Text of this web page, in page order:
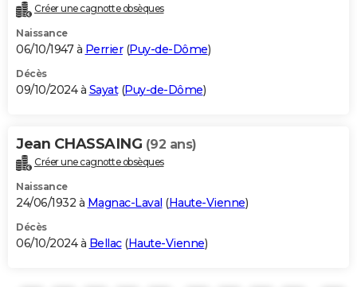
Créer une cagnotte obsèques
Naissance
06/10/1947 à Perrier(Puy-de-Dôme)
Décès
09/10/2024 à Sayat(Puy-de-Dôme)
Jean CHASSAING (92 ans)
Créer une cagnotte obsèques
Naissance
24/06/1932 à Magnac-Laval (Haute-Vienne)
Décès
06/10/2024 à Bellac(Haute-Vienne)